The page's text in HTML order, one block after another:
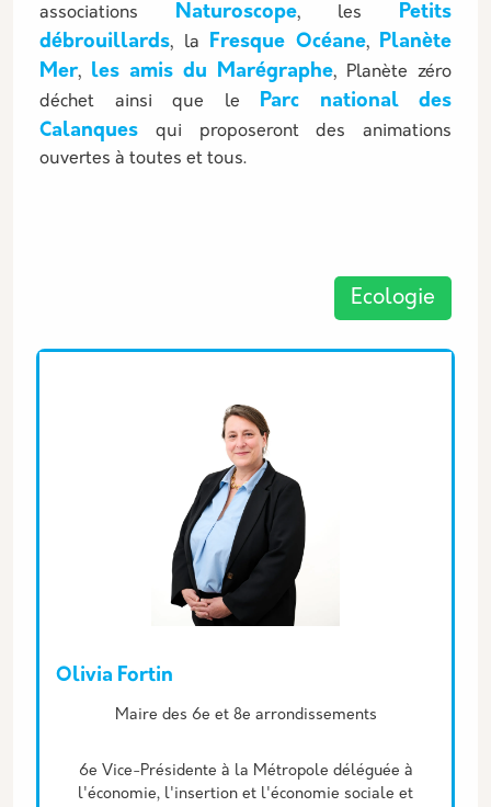
associations
Naturoscope, les
Petits
débrouillards, la Fresque Océane,
Planète
Mer, les amis du Marégraphe, Planète zéro
déchet ainsi que le
Parc national des
Calanques qui proposeront des animations
ouvertes à toutes et tous.
Ecologie
Olivia Fortin
DescriptionMaire des 6e et 8e arrondissements
6e Vice-Présidente à la Métropole déléguée à
l'économie, l'insertion et l'économie sociale et